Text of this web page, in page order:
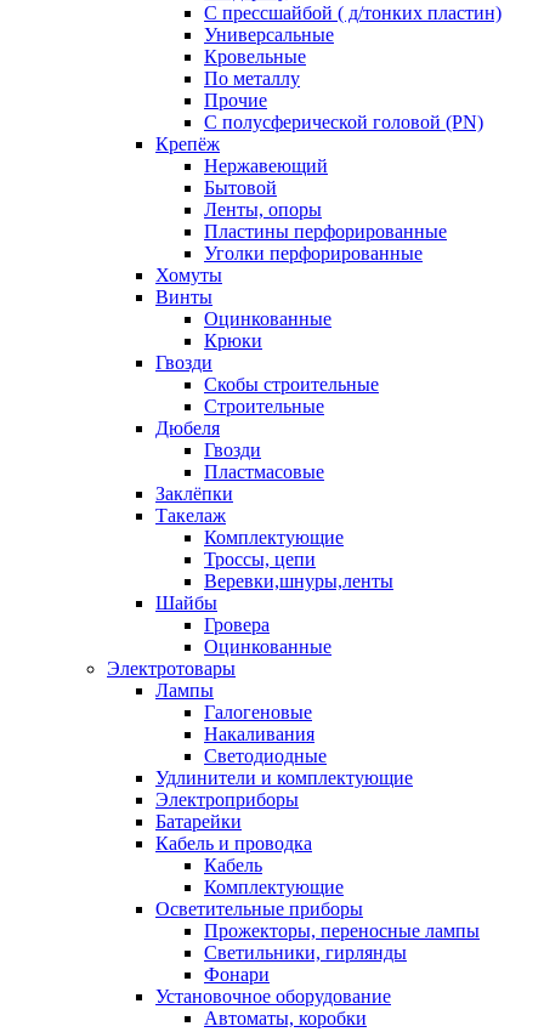
С прессшайбой ( д/тонких пластин)
Универсальные
Кровельные
По металлу
Прочие
С полусферической головой (PN)
Крепёж
Нержавеющий
Бытовой
Ленты, опоры
Пластины перфорированные
Уголки перфорированные
Хомуты
Винты
Оцинкованные
Крюки
Гвозди
Скобы строительные
Строительные
Дюбеля
Гвозди
Пластмасовые
Заклёпки
Такелаж
Комплектующие
Троссы, цепи
Веревки,шнуры,ленты
Шайбы
Гровера
Оцинкованные
Электротовары
Лампы
Галогеновые
Накаливания
Светодиодные
Удлинители и комплектующие
Электроприборы
Батарейки
Кабель и проводка
Кабель
Комплектующие
Осветительные приборы
Прожекторы, переносные лампы
Светильники, гирлянды
Фонари
Установочное оборудование
Автоматы, коробки